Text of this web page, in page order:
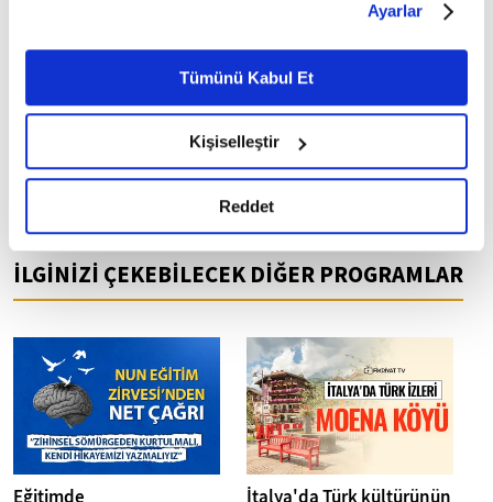
belirleyebilirsiniz. Çerezlere ilişkin detaylı bilgi için
Ayarlar butonuna tıklayabilir,Çerez Bilgilendirme
Metnimizi ziyaret edebilirsiniz.
6698 sayılı Kişisel Verilerin Korunması Kanunu uyarınca
okumak ve sitemizi ziyaretiniz kapsamında
gerçekleştirilen veri işleme faaliyetleri ile ilgili daha
detaylı bilgi almak için lütfentıklayınız.
Ayarlar
Tümünü Kabul Et
Kişiselleştir
Reddet
👉Fikriyat.com mobil uygulamasını ise buradan
Görüş ve önerileriniz için bizlere ulaşabileceğiniz
e-posta adresimiz:
İLGİNİZİ ÇEKEBİLECEK DİĞER PROGRAMLAR
Eğitimde
İtalya'da Türk kültürünün